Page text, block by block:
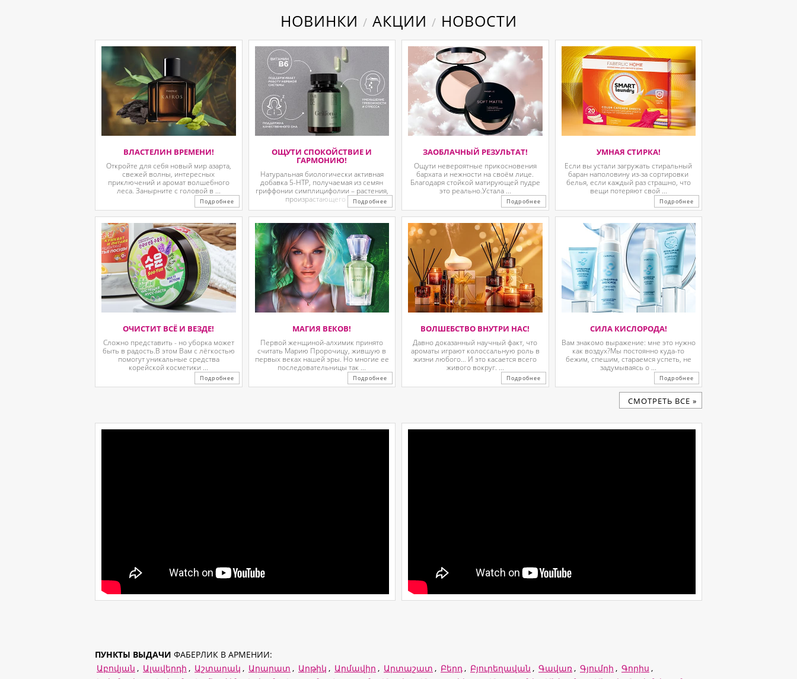
НОВИНКИ / АКЦИИ / НОВОСТИ
ВЛАСТЕЛИН ВРЕМЕНИ!
Откройте для себя новый мир азарта,
свежей волны, интересных
приключений и аромат волшебного
леса. Занырните с головой в ...
Подробнее
ОЩУТИ СПОКОЙСТВИЕ И
ГАРМОНИЮ!
Натуральная биологически активная
добавка 5-HTP, получаемая из семян
гриффонии симплицифолии – растения,
произрастающего в ...Подробнее
ЗАОБЛАЧНЫЙ РЕЗУЛЬТАТ!
Ощути невероятные прикосновения
бархата и нежности на своём лице.
Благодаря стойкой матирующей пудре
это реально.Устала ...
Подробнее
УМНАЯ СТИРКА!
Если вы устали загружать стиральный
баран наполовину из-за сортировки
белья, если каждый раз страшно, что
вещи потеряют свой ...
Подробнее
ОЧИСТИТ ВСЁ И ВЕЗДЕ!
Сложно представить - но уборка может
быть в радость.В этом Вам с лёгкостью
помогут уникальные средства
корейской косметики ...
Подробнее
МАГИЯ ВЕКОВ!
Первой женщиной-алхимик принято
считать Марию Пророчицу, жившую в
первых веках нашей эры. Но многие ее
последовательницы так ...
Подробнее
ВОЛШЕБСТВО ВНУТРИ НАС!
Давно доказанный научный факт, что
ароматы играют колоссальную роль в
жизни любого… И это касается всего
живого вокруг. ...
Подробнее
СИЛА КИСЛОРОДА!
Вам знакомо выражение: мне это нужно
как воздух?Мы постоянно куда-то
бежим, спешим, стараемся успеть, не
задумываясь о ...
Подробнее
CМОТРЕТЬ ВСЕ »
ПУНКТЫ ВЫДАЧИ ФАБЕРЛИК В АРМЕНИИ:
Աբովյան , Ալավերդի , Աշտարակ , Արարատ , Արթիկ , Արմավիր , Արտաշատ , Բերդ, Բյուրեղավան , Գավառ, Գյումրի , Գորիս ,